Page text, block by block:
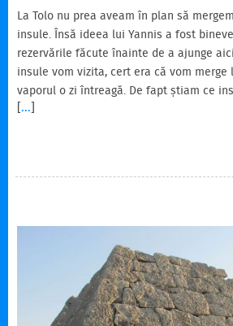
La Tolo nu prea aveam în plan să
insule. Însă ideea lui Yannis a fost
rezervările făcute înainte de a ajunge
insule vom vizita, cert era că vom merge
vaporul o zi întreagă. De fapt știam ce
vizităm, putea fi o combinație între Hydra,
[...]